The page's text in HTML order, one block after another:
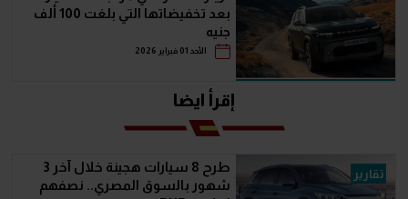
بعد تخفيضاتها التي بلغت 100 ألف
جنيه
الأحد 01 فبراير 2026
إقرأ ايضا
تقارير
طرح 8 سيارات هجينة خلال آخر 3
شهور بالسوق المصري.. نصفهم